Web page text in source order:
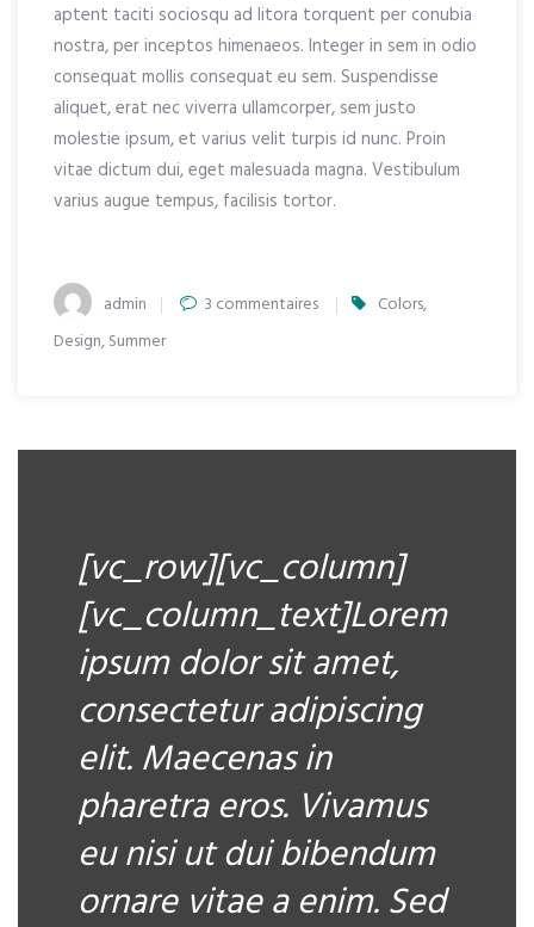
aptent taciti sociosqu ad litora torquent per conubia
nostra, per inceptos himenaeos. Integer in sem in odio
consequat mollis consequat eu sem. Suspendisse
aliquet, erat nec viverra ullamcorper, sem justo
molestie ipsum, et varius velit turpis id nunc. Proin
vitae dictum dui, eget malesuada magna. Vestibulum
varius augue tempus, facilisis tortor.
Author
admin 3 commentaires sur
Colors,
Design,Summer
[vc_row][vc_column]
[vc_column_text]Lorem
ipsum dolor sit amet,
consectetur adipiscing
elit. Maecenas in
pharetra eros. Vivamus
eu nisi ut dui bibendum
ornare vitae a enim. Sed